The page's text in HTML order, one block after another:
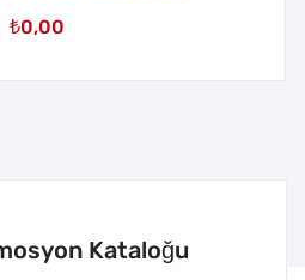
₺0,00
Kataloğu